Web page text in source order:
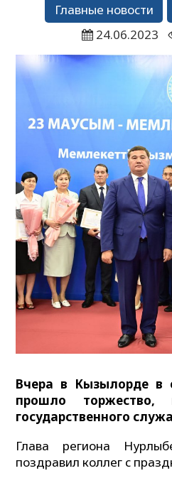
Главные новости
24.06.2023
Вчера в Кызылорде в
прошло торжество,
государственного
Глава региона
поздравил коллег с